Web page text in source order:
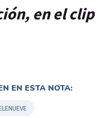
en el clip
EN ESTA NOTA: